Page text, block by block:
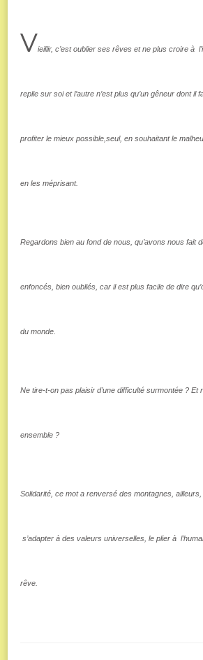
Vieillir, c’est oublier ses rêves et ne plus croire à
replie sur soi et l’autre n’est plus qu’un gêneur dont
profiter le mieux possible,seul, en souhaitant le
en les méprisant.
Regardons bien au fond de nous, qu’avons nous fait
enfoncés, bien oubliés, car il est plus facile de dire
du monde.
Ne tire-t-on pas plaisir d’une difficulté surmontée ? Et
ensemble ?
Solidarité, ce mot a renversé des montagnes,
s’adapter à des valeurs universelles, le plier à
rêve.